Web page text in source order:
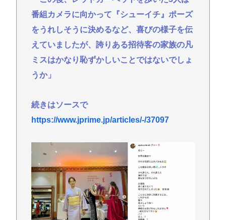
番組カメラに向かって『シューイチ』ポーズ
をうれしそうに決めるなど、喜びの様子を伝
えていましたが、誇りある招待客の家族の凡
ミスはかなり恥ずかしいことではないでしょ
うか」
続きはソースで
https://www.jprime.jp/articles/-/37097